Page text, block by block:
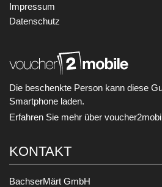
Impressum
Datenschutz
Die beschenkte Person kann diese
Smartphone laden.
Erfahren Sie mehr über
KONTAKT
BachserMärt GmbH